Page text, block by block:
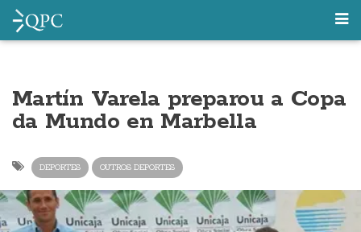
Martín Varela preparou a Copa
da Mundo en Marbella
DEPORTES OUTROS DEPORTES